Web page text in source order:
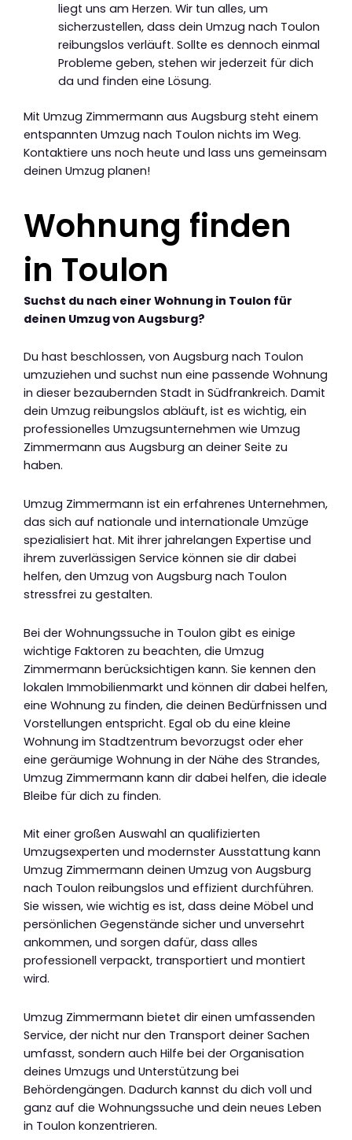
liegt uns am Herzen. Wir tun alles, um
sicherzustellen, dass dein Umzug nach Toulon
reibungslos verläuft. Sollte es dennoch einmal
Probleme geben, stehen wir jederzeit für dich
da und finden eine Lösung.
Mit Umzug Zimmermann aus Augsburg steht einem
entspannten Umzug nach Toulon nichts im Weg.
Kontaktiere uns noch heute und lass uns gemeinsam
deinen Umzug planen!
Wohnung finden
in Toulon
Suchst du nach einer Wohnung in Toulon für
deinen Umzug von Augsburg?
Du hast beschlossen, von Augsburg nach Toulon
umzuziehen und suchst nun eine passende Wohnung
in dieser bezaubernden Stadt in Südfrankreich. Damit
dein Umzug reibungslos abläuft, ist es wichtig, ein
professionelles Umzugsunternehmen wie Umzug
Zimmermann aus Augsburg an deiner Seite zu
haben.
Umzug Zimmermann ist ein erfahrenes Unternehmen,
das sich auf nationale und internationale Umzüge
spezialisiert hat. Mit ihrer jahrelangen Expertise und
ihrem zuverlässigen Service können sie dir dabei
helfen, den Umzug von Augsburg nach Toulon
stressfrei zu gestalten.
Bei der Wohnungssuche in Toulon gibt es einige
wichtige Faktoren zu beachten, die Umzug
Zimmermann berücksichtigen kann. Sie kennen den
lokalen Immobilienmarkt und können dir dabei helfen,
eine Wohnung zu finden, die deinen Bedürfnissen und
Vorstellungen entspricht. Egal ob du eine kleine
Wohnung im Stadtzentrum bevorzugst oder eher
eine geräumige Wohnung in der Nähe des Strandes,
Umzug Zimmermann kann dir dabei helfen, die ideale
Bleibe für dich zu finden.
Mit einer großen Auswahl an qualifizierten
Umzugsexperten und modernster Ausstattung kann
Umzug Zimmermann deinen Umzug von Augsburg
nach Toulon reibungslos und effizient durchführen.
Sie wissen, wie wichtig es ist, dass deine Möbel und
persönlichen Gegenstände sicher und unversehrt
ankommen, und sorgen dafür, dass alles
professionell verpackt, transportiert und montiert
wird.
Umzug Zimmermann bietet dir einen umfassenden
Service, der nicht nur den Transport deiner Sachen
umfasst, sondern auch Hilfe bei der Organisation
deines Umzugs und Unterstützung bei
Behördengängen. Dadurch kannst du dich voll und
ganz auf die Wohnungssuche und dein neues Leben
in Toulon konzentrieren.